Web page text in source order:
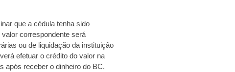
que a cédula tenha sido
correspondente será
ou de liquidação da instituição
efetuar o crédito do valor na
após receber o dinheiro do BC.